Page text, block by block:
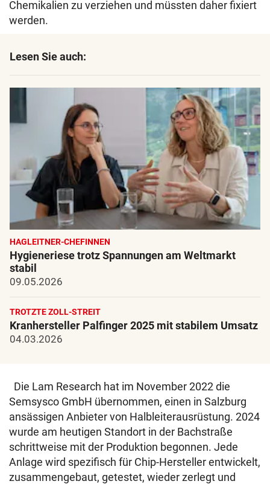
Chemikalien zu verziehen und müssten daher fixiert
werden.
Lesen Sie auch:
HAGLEITNER-CHEFINNEN
Hygieneriese trotz Spannungen am Weltmarkt
stabil
09.05.2026
TROTZTE ZOLL-STREIT
Kranhersteller Palfinger 2025 mit stabilem Umsatz
04.03.2026
Die Lam Research hat im November 2022 die
Semsysco GmbH übernommen, einen in Salzburg
ansässigen Anbieter von Halbleiterausrüstung. 2024
wurde am heutigen Standort in der Bachstraße
schrittweise mit der Produktion begonnen. Jede
Anlage wird spezifisch für Chip-Hersteller entwickelt,
zusammengebaut, getestet, wieder zerlegt und